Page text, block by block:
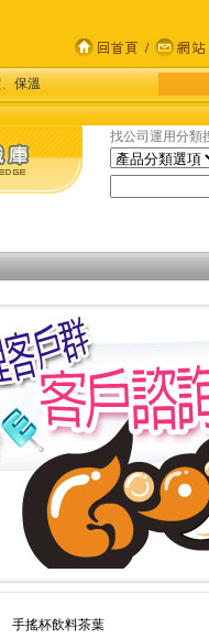
、保溫
找公司運用分類
手搖杯飲料茶葉